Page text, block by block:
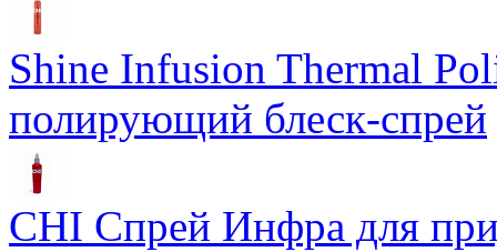
Shine Infusion Thermal
полирующий блеск-спрей
CHI Спрей Инфра для